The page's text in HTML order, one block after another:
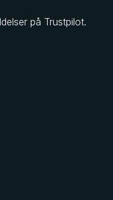
på Trustpilot.